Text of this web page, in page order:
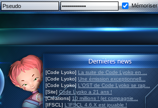
Mémoriser
[Code Lyoko] La suite de Code Lyoko en ...
[Code Lyoko] Une émission exceptionnell...
[Code Lyoko] L'OST de Code Lyoko se rap...
[Site] Code Lyoko a 21 ans !
[Créations] 10 millions ! (et compagnie...
[IFSCL] L'IFSCL 4.6.X est jouable !